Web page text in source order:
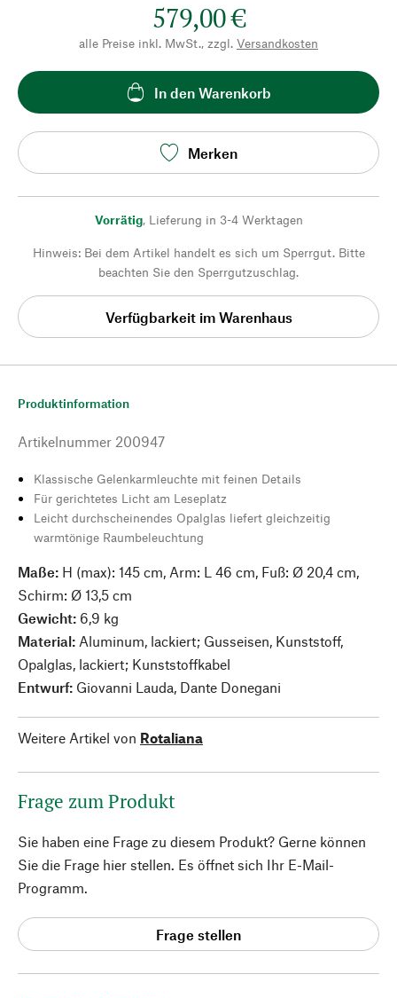
579,00 €
alle Preise inkl. MwSt., zzgl. Versandkosten
In den Warenkorb
Merken
Vorrätig, Lieferung in 3-4 Werktagen
Hinweis: Bei dem Artikel handelt es sich um Sperrgut. Bitte
beachten Sie den Sperrgutzuschlag.
Verfügbarkeit im Warenhaus
Produktinformation
Artikelnummer 200947
Klassische Gelenkarmleuchte mit feinen Details
Für gerichtetes Licht am Leseplatz
Leicht durchscheinendes Opalglas liefert gleichzeitig
warmtönige Raumbeleuchtung
Maße: H (max): 145 cm, Arm: L 46 cm, Fuß: Ø 20,4 cm,
Schirm: Ø 13,5 cm
Gewicht: 6,9 kg
Material: Aluminum, lackiert; Gusseisen, Kunststoff,
Opalglas, lackiert; Kunststoffkabel
Entwurf: Giovanni Lauda, Dante Donegani
Weitere Artikel von Rotaliana
Frage zum Produkt
Sie haben eine Frage zu diesem Produkt? Gerne können
Sie die Frage hier stellen. Es öffnet sich Ihr E-Mail-
Programm.
Frage stellen